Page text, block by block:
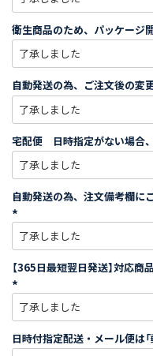
衛生商品のため、パッケージ
自動発送の為、ご注文後の変
宅配便 日時指定がない場合
自動発送の為、注文備考欄に
必
須
)
【365日最短翌日発送】対応商
必
須
)
日時付指定配送・メール便は